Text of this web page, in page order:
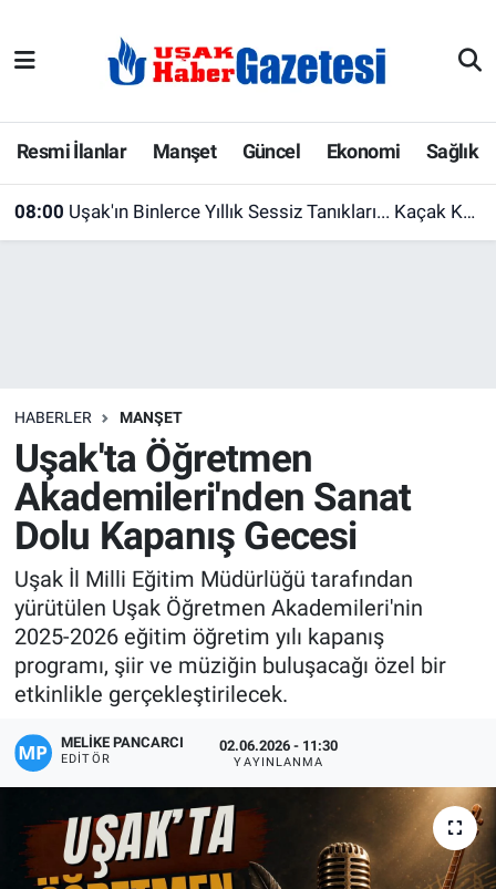
Resmi İlanlar Manşet Güncel Ekonomi Sağlık
08:00 Uşak'ın Binlerce Yıllık Sessiz Tanıkları... Kaçak Kazılar Bu Eşsiz Duvar Resimlerini Parçaladı
HABERLER MANŞET
Uşak'ta Öğretmen
Akademileri'nden Sanat
Dolu Kapanış Gecesi
Uşak İl Milli Eğitim Müdürlüğü tarafından
yürütülen Uşak Öğretmen Akademileri'nin
2025-2026 eğitim öğretim yılı kapanış
programı, şiir ve müziğin buluşacağı özel bir
etkinlikle gerçekleştirilecek.
MELIKE PANCARCI
EDITÖR
02.06.2026 - 11:30
YAYINLANMA
E-Gazete
Ekonomi
Köşe Yazarları
Kültür Sanat
Manşet
Resmi İlanlar
Sağlık
Son Dakika
Spor
Uşak Haberleri
Uşak Hava Durumu
Uşak Trafik Yoğunluk Haritası